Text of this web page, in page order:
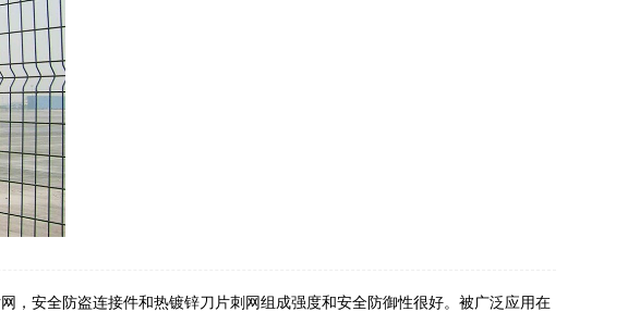
，安全防盗连接件和热镀锌刀片刺网组成强度和安全防御性很好。被广泛应用在